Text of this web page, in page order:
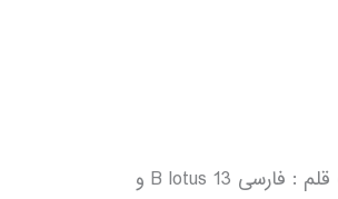
– نوع و رنگ قلم : فارسی B lotus 13 و